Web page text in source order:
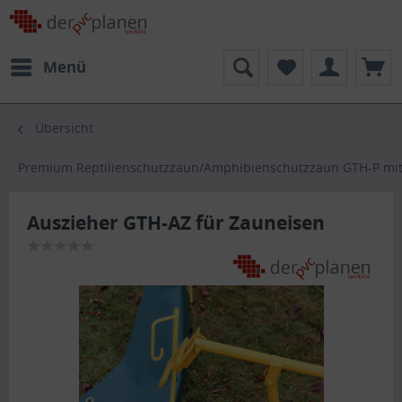
Menü
Übersicht
Premium Reptilienschutzzaun/Amphibienschutzzaun GTH-P
Auszieher GTH-AZ für Zauneisen